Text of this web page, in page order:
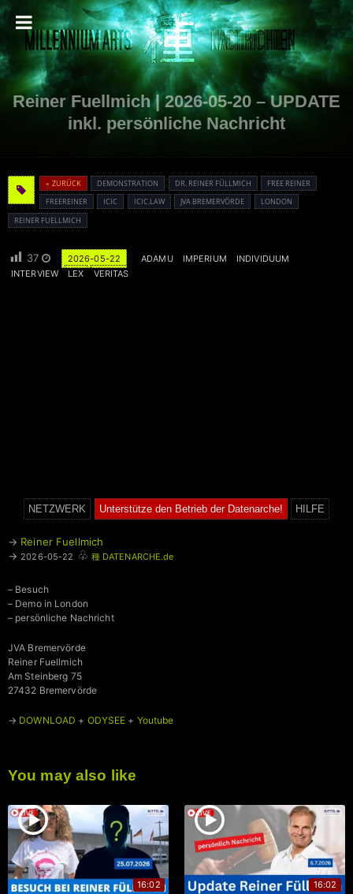
Reiner Fuellmich | 2026-05-20 – UPDATE
inkl. persönliche Nachricht
« ZURÜCK DEMONSTRATION DR. REINER FÜLLMICH
FREE REINER
FREEREINER
ICIC ICIC.LAW JVA BREMERVÖRDE
LONDON
REINER FUELLMICH
37 2026-05-22 ADAMU IMPERIUM
INDIVIDUUM
INTERVIEW
LEX VERITAS
NETZWERK Unterstütze den Betrieb der Datenarche! HILFE
→ Reiner Fuellmich
→ 2026-05-22 ♧ 種 DATENARCHE.de
– Besuch
– Demo in London
– persönliche Nachricht
JVA Bremervörde
Reiner Fuellmich
Am Steinberg 75
27432 Bremervörde
→ DOWNLOAD + ODYSEE + Youtube
You may also like
16:02 16:02